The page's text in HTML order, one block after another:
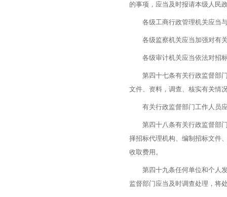
的事项，应当及时报请本级人民
各级工商行政管理机关应当与
各级监察机关应当加强对有关
各级审计机关应当依法对招标
第四十七条有关行政监督部门
文件、资料，调查、核实有关情
有关行政监督部门工作人员应
第四十八条有关行政监督部门
择招标代理机构、编制招标文件
收取费用。
第四十九条任何单位和个人发
监督部门应当及时调查处理，将